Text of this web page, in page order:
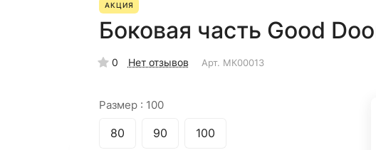
АКЦИЯ
Боковая часть Good
0 Нет отзывов Арт. МК00013
Размер : 100
80 90 100